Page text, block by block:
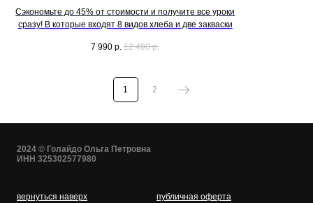
Сэкономьте до 45% от стоимости и получите все уроки
сразу! В которые входят 8 видов хлеба и две закваски
7 990 р. 12 490 р.
1 2
2024 © Голайдо Ольга Петровна
ИНН 325302577980
вернуться наверх публичная оферта